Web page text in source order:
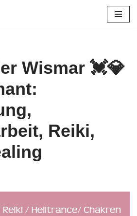
Wismar 💓️💎
Reiki,